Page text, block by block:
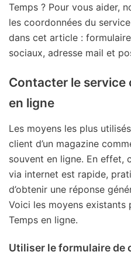
Temps ? Pour vous aider,
les coordonnées du
dans cet article :
sociaux, adresse mail et
Contacter le service
en ligne
Les moyens les plus
client d’un magazine
souvent en ligne. En effet,
via internet est rapide,
d’obtenir une réponse
Voici les moyens
Temps en ligne.
Utiliser le formulaire de